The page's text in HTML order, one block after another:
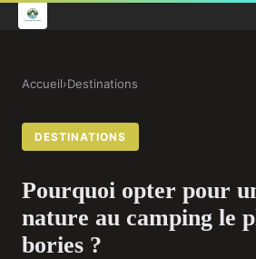
Accueil›Destinations
DESTINATIONS
Pourquoi opter pour
nature au camping le
bories ?